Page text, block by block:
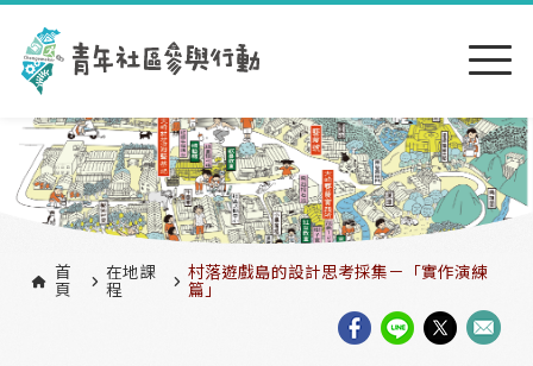
跳到主要內容區塊
首
頁
在地課
程
村落遊戲島的設計思考採集－「實作演練
篇」